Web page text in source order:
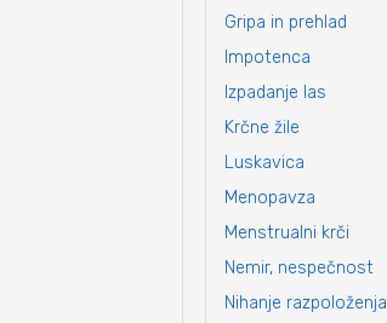
Gripa in prehlad
Impotenca
Izpadanje las
Krčne žile
Luskavica
Menopavza
Menstrualni krči
Nemir, nespečnost
Nihanje razpoloženja